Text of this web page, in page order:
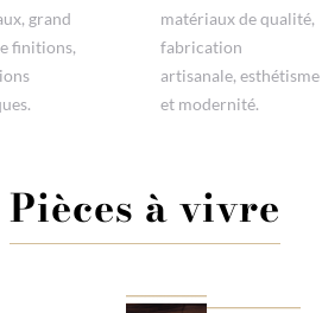
grand
finitions,
matériaux de qualité,
fabrication
artisanale, esthétisme
et modernité.
Pièces à vivre